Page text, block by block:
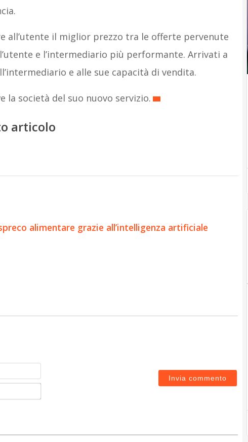
all’utente il miglior prezzo tra le offerte pervenute
e l’intermediario più performante. Arrivati a
e alle sue capacità di vendita.
la società del suo nuovo servizio.
articolo
alimentare grazie all’intelligenza artificiale
Nome
Email*